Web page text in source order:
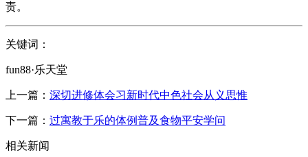
责。
关键词：
fun88·乐天堂
上一篇： 深切进修体会习新时代中色社会从义思惟
下一篇： 过寓教于乐的体例普及食物平安学问
相关新闻